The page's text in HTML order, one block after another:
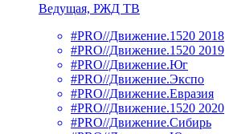
Ведущая, РЖД ТВ
#PRO//Движение.1520 2018
#PRO//Движение.1520 2019
#PRO//Движение.Юг
#PRO//Движение.Экспо
#PRO//Движение.Евразия
#PRO//Движение.1520 2020
#PRO//Движение.Сибирь